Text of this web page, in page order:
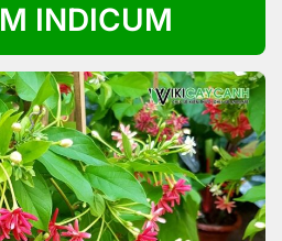
INDICUM